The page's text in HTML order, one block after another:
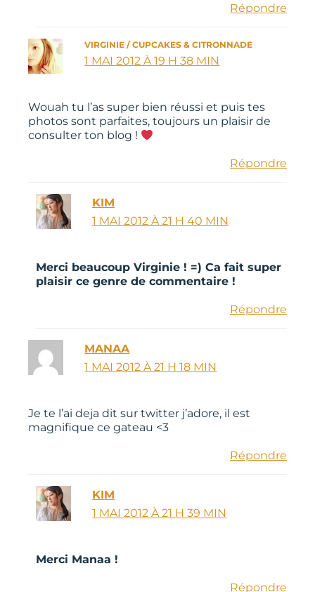
Répondre
VIRGINIE / CUPCAKES & CITRONNADE
1 MAI 2012 À 19 H 38 MIN
Wouah tu l’as super bien réussi et puis tes
photos sont parfaites, toujours un plaisir de
consulter ton blog !
Répondre
KIM
1 MAI 2012 À 21 H 40 MIN
Merci beaucoup Virginie ! =) Ca fait super
plaisir ce genre de commentaire !
Répondre
MANAA
1 MAI 2012 À 21 H 18 MIN
Je te l’ai deja dit sur twitter j’adore, il est
magnifique ce gateau <3
Répondre
KIM
1 MAI 2012 À 21 H 39 MIN
Merci Manaa !
Répondre